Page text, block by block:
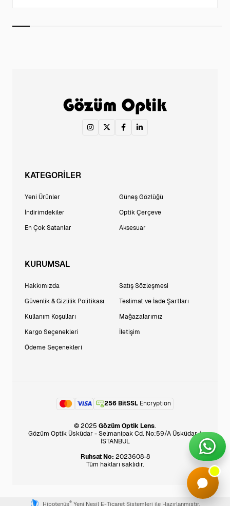
KATEGORİLER
Yeni Ürünler
İndirimdekiler
En Çok Satanlar
Güneş Gözlüğü
Optik Çerçeve
Aksesuar
KURUMSAL
Hakkımızda
Güvenlik & Gizlilik Politikası
Kullanım Koşulları
Kargo Seçenekleri
Ödeme Seçenekleri
Satış Sözleşmesi
Teslimat ve İade Şartları
Mağazalarımız
İletişim
256 BitSSL Encryption
© 2025 Gözüm Optik Lens.
Gözüm Optik Üsküdar - Selmanipak Cd. No:59/A Üsküdar /
İSTANBUL
Ruhsat No: 2023608-8
Tüm hakları saklıdır.
Hipotenüs®Yeni Nesil E-Ticaret Sistemleri ile Hazırlanmıştır.